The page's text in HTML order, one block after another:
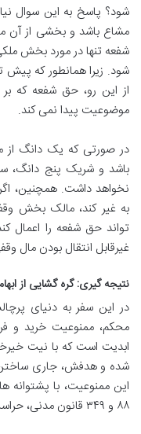
شود؟ پاسخ به این سوال
مشاع باشد و بخشی از
شفعه تنها در مورد بخش
شود. زیرا همانطور که پیش
از این رو، حق شفعه که
موضوعیت پیدا نمی کند.
در صورتی که یک دانگ
باشد و شریک پنج دانگ،
نخواهد داشت. همچنین،
به غیر کند، مالک بخش
تواند حق شفعه را اعمال
غیرقابل انتقال بودن مال
نتیجه گیری: گره گشایی از
در این سفر به دنیای
محکم، ممنوعیت خرید و
ابدیت است که با نیت
شده و هدفش، جاری ساختن
این ممنوعیت، با
۸۸ و ۳۴۹ قانون مدنی، حراست می شود تا غرض واقف محقق گردد.